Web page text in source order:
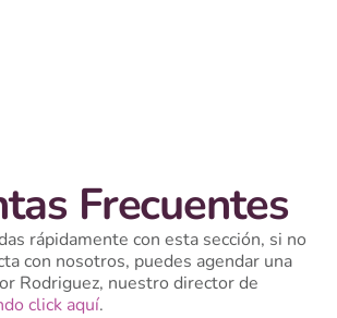
Frecuentes
rápidamente con esta sección, si no
con nosotros, puedes agendar una
Rodriguez, nuestro director de
click aquí.